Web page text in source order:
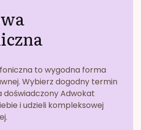
to wygodna forma
Wybierz dogodny termin
doświadczony Adwokat
i udzieli kompleksowej